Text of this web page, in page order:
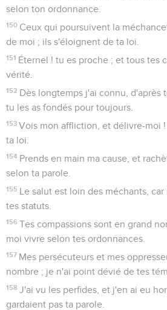
selon ton ordonnance.
150 Ceux qui poursuivent la
de moi ; ils s'éloignent de ta loi.
151 Éternel ! tu es proche ; et tous tes
vérité.
152 Dès longtemps j'ai connu, d'après
tu les as fondés pour toujours.
153 Vois mon affliction, et délivre-moi
ta loi.
154 Prends en main ma cause, et
selon ta parole.
155 Le salut est loin des méchants,
tes statuts.
156 Tes compassions sont en grand
moi vivre selon tes ordonnances.
157 Mes persécuteurs et mes
nombre ; je n'ai point dévié de tes
158 J'ai vu les perfides, et j'en ai eu
gardaient pas ta parole.